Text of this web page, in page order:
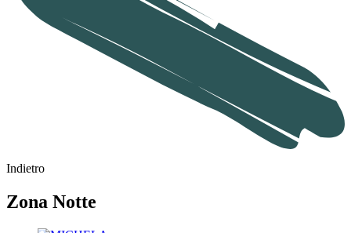
Indietro
Zona Notte